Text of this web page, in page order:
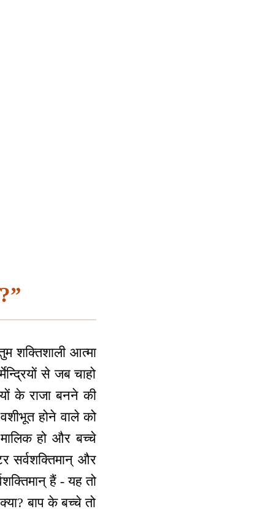
शक्तिशाली आत्मा
से जब चाहो
के राजा बनने की
होने वाले को
हो और बच्चे
सर्वशक्तिमान् और
हैं - यह तो
बाप के बच्चे तो